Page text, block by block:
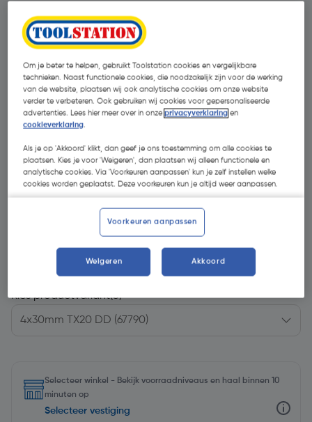
€ 13,17| Excl. btw € 10,88
Kies productvariant(5)
Selecteer winkel - Bekijk voorraadniveaus en haal binnen 10
minuten op
Selecteer vestiging
Om je beter te helpen, gebruikt Toolstation cookies en vergelijkbare
technieken. Naast functionele cookies, die noodzakelijk zijn voor de werking
van de website, plaatsen wij ook analytische cookies om onze website
verder te verbeteren. Ook gebruiken wij cookies voor gepersonaliseerde
advertenties. Lees hier meer over in onzeprivacyverklaring en
cookieverklaring.
Als je op 'Akkoord' klikt, dan geef je ons toestemming om alle cookies te
plaatsen. Kies je voor 'Weigeren', dan plaatsen wij alleen functionele en
analytische cookies. Via 'Voorkeuren aanpassen' kun je zelf instellen welke
cookies worden geplaatst. Deze voorkeuren kun je altijd weer aanpassen.
Voorkeuren aanpassen
Weigeren Akkoord